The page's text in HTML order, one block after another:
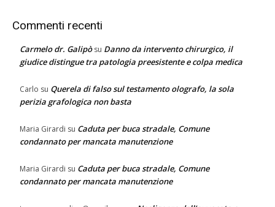
Commenti recenti
Carmelo dr. Galipòsu Danno da intervento chirurgico, il
giudice distingue tra patologia preesistente e colpa medica
Carlo su Querela di falso sul testamento olografo, la sola
perizia grafologica non basta
Maria Girardi su Caduta per buca stradale, Comune
condannato per mancata manutenzione
Maria Girardi su Caduta per buca stradale, Comune
condannato per mancata manutenzione